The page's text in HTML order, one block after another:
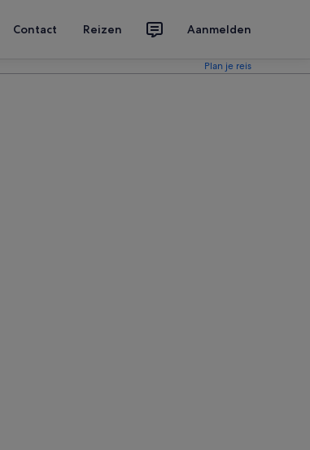
Contact Reizen Aanmelden
Plan je reis